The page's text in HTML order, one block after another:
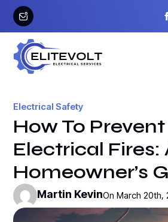
Martin KevinOn March 20th,
Electrical Safety
How To Prevent
Electrical Fires:
Homeowner’s